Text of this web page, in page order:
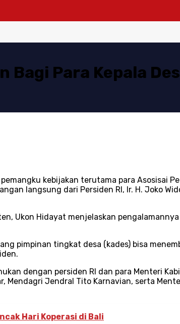
Bagi Para Kepala
kebijakan terutama para Asosisai
langsung dari Persiden RI, Ir. H. Joko
Ukon Hidayat menjelaskan
pimpinan tingkat desa (kades) bisa
dengan persiden RI dan para Menteri
Mendagri Jendral Tito Karnavian, serta
Hari Koperasi di Bali